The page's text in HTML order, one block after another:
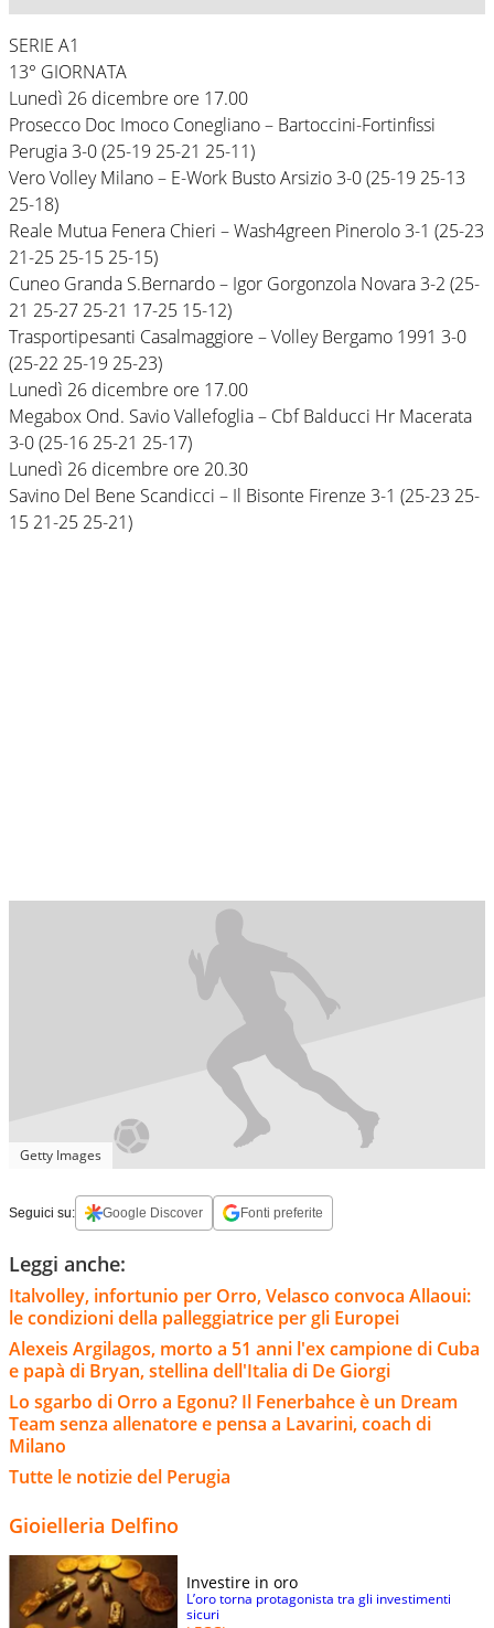
SERIE A1
13° GIORNATA
Lunedì 26 dicembre ore 17.00
Prosecco Doc Imoco Conegliano – Bartoccini-Fortinfissi
Perugia 3-0 (25-19 25-21 25-11)
Vero Volley Milano – E-Work Busto Arsizio 3-0 (25-19 25-13
25-18)
Reale Mutua Fenera Chieri – Wash4green Pinerolo 3-1 (25-23
21-25 25-15 25-15)
Cuneo Granda S.Bernardo – Igor Gorgonzola Novara 3-2 (25-
21 25-27 25-21 17-25 15-12)
Trasportipesanti Casalmaggiore – Volley Bergamo 1991 3-0
(25-22 25-19 25-23)
Lunedì 26 dicembre ore 17.00
Megabox Ond. Savio Vallefoglia – Cbf Balducci Hr Macerata
3-0 (25-16 25-21 25-17)
Lunedì 26 dicembre ore 20.30
Savino Del Bene Scandicci – Il Bisonte Firenze 3-1 (25-23 25-
15 21-25 25-21)
Getty Images
Seguici su: Google Discover Fonti preferite
Leggi anche:
Italvolley, infortunio per Orro, Velasco convoca Allaoui:
le condizioni della palleggiatrice per gli Europei
Alexeis Argilagos, morto a 51 anni l'ex campione di Cuba
e papà di Bryan, stellina dell'Italia di De Giorgi
Lo sgarbo di Orro a Egonu? Il Fenerbahce è un Dream
Team senza allenatore e pensa a Lavarini, coach di
Milano
Tutte le notizie del Perugia
Gioielleria Delfino
Investire in oro
L’oro torna protagonista tra gli investimenti
sicuri